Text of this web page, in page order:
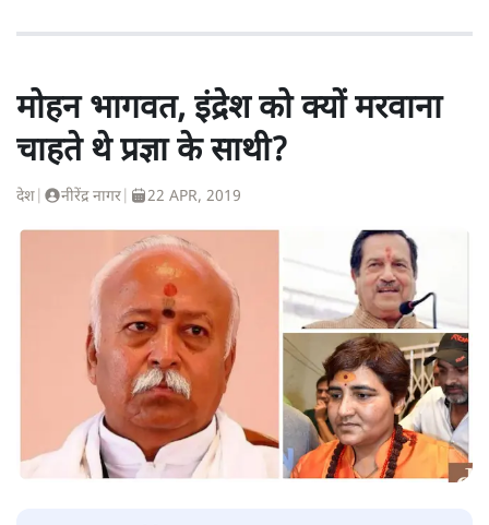
मोहन भागवत, इंद्रेश को क्यों मरवाना
चाहते थे प्रज्ञा के साथी?
देश नीरेंद्र नागर 22 APR, 2019